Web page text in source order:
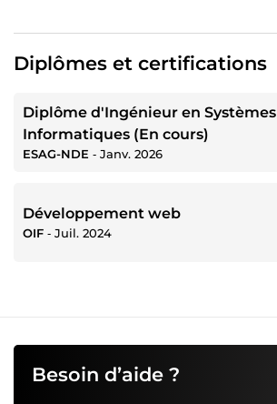
Diplômes et certifications
Diplôme d'Ingénieur en Systèmes
Informatiques (En cours)
ESAG-NDE ‐ Janv. 2026
Développement web
OIF ‐ Juil. 2024
Besoin d’aide ?